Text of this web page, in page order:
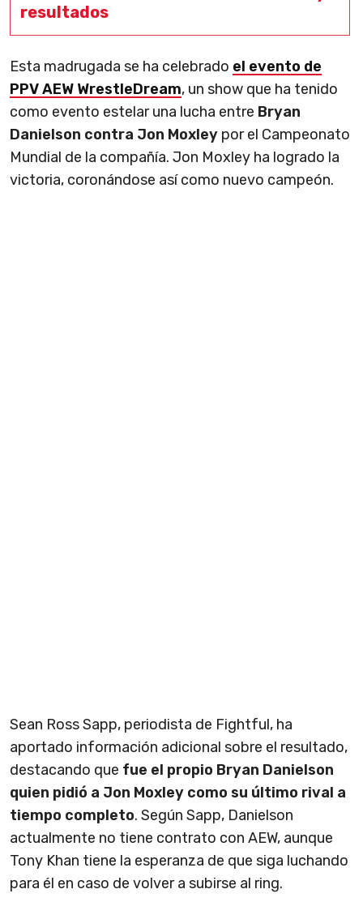
resultados
Esta madrugada se ha celebrado el evento de
PPV AEW WrestleDream, un show que ha tenido
como evento estelar una lucha entre Bryan
Danielson contra Jon Moxley por el Campeonato
Mundial de la compañía. Jon Moxley ha logrado la
victoria, coronándose así como nuevo campeón.
Sean Ross Sapp, periodista de Fightful, ha
aportado información adicional sobre el resultado,
destacando que fue el propio Bryan Danielson
quien pidió a Jon Moxley como su último rival a
tiempo completo. Según Sapp, Danielson
actualmente no tiene contrato con AEW, aunque
Tony Khan tiene la esperanza de que siga luchando
para él en caso de volver a subirse al ring.